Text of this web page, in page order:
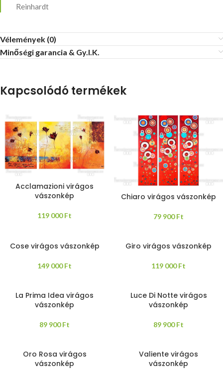
Reinhardt
Vélemények (0)
Minőségi garancia & Gy.I.K.
Kapcsolódó termékek
Acclamazioni virágos
vászonkép
119 000Ft
Chiaro virágos vászonkép
79 900Ft
Cose virágos vászonkép
149 000Ft
Giro virágos vászonkép
119 000Ft
La Prima Idea virágos
vászonkép
89 900Ft
Luce Di Notte virágos
vászonkép
89 900Ft
Oro Rosa virágos
vászonkép
Valiente virágos
vászonkép